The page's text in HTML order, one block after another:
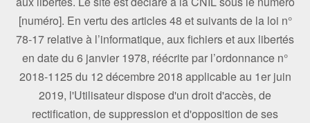
[numéro]. En vertu des articles 48 et suivants de la loi n°
78-17 relative à l’informatique, aux fichiers et aux libertés
en date du 6 janvier 1978, réécrite par l’ordonnance n°
2018-1125 du 12 décembre 2018 applicable au 1er juin
2019, l'Utilisateur dispose d'un droit d'accès, de
rectification, de suppression et d'opposition de ses